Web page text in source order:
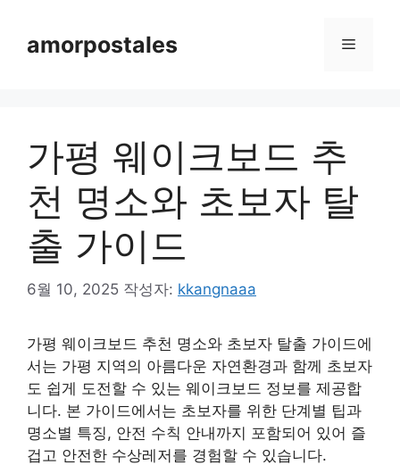
amorpostales 메
가평 웨이크보드 추
천 명소와 초보자 탈
출 가이드
6월 10, 2025 작성자: kkangnaaa
가평 웨이크보드 추천 명소와 초보자 탈출 가이드에
서는 가평 지역의 아름다운 자연환경과 함께 초보자
도 쉽게 도전할 수 있는 웨이크보드 정보를 제공합
니다. 본 가이드에서는 초보자를 위한 단계별 팁과
명소별 특징, 안전 수칙 안내까지 포함되어 있어 즐
겁고 안전한 수상레저를 경험할 수 있습니다.